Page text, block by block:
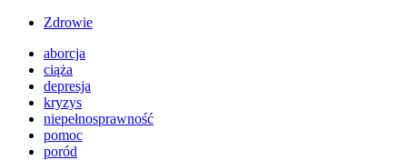
Zdrowie
aborcja
ciąża
depresja
kryzys
niepełnosprawność
pomoc
poród